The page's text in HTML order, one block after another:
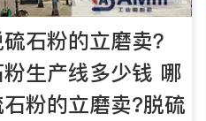
石粉的立磨卖？
生产线多少钱 哪
粉的立磨卖?脱硫